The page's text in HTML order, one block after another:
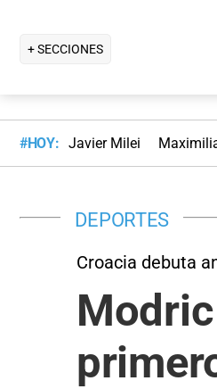
+ SECCIONES
#HOY: Javier Milei
DEPORTES
Croacia debuta